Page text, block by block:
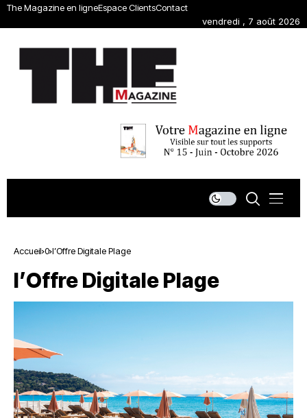
The Magazine en ligneEspace ClientsContact
vendredi , 7 août 2026
Accueil 0 l’Offre Digitale Plage
l’Offre Digitale Plage